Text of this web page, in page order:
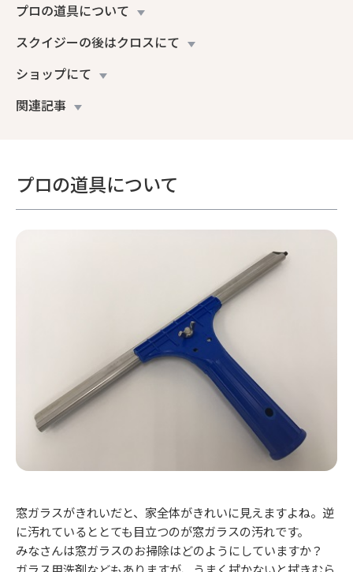
プロの道具について
スクイジーの後はクロスにて
ショップにて
関連記事
プロの道具について
窓ガラスがきれいだと、家全体がきれいに見えますよね。逆
に汚れているととても目立つのが窓ガラスの汚れです。
みなさんは窓ガラスのお掃除はどのようにしていますか？